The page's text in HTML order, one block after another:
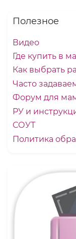
Полезное
Видео
Где купить в
Как выбрать
Часто
Форум для
РУ и
СОУТ
Политика